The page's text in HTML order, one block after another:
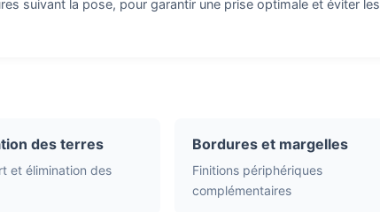
suivant la pose, pour garantir une prise optimale et éviter les
des terres
et élimination des
Bordures et margelles
Finitions périphériques
complémentaires